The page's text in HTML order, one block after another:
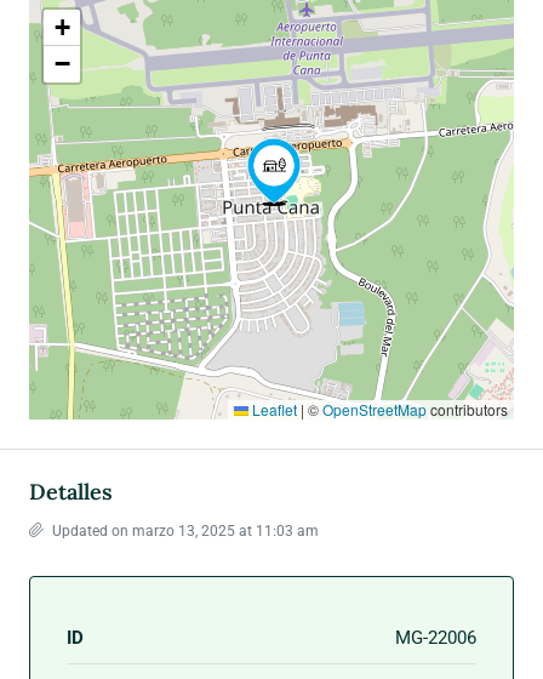
+
−
Leaflet | ©OpenStreetMapcontributors
Detalles
Updated on marzo 13, 2025 at 11:03 am
ID MG-22006